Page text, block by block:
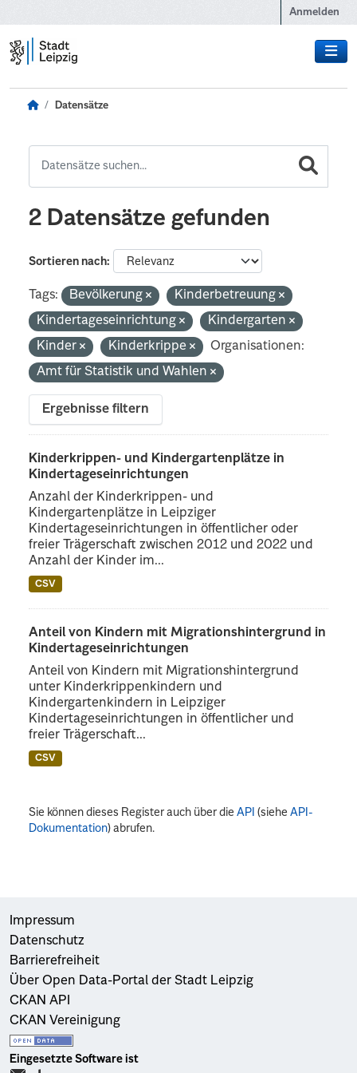
Anmelden
Datensätze
2 Datensätze gefunden
Sortieren nach
Tags: Bevölkerung
Kinderbetreuung
Kindertageseinrichtung
Kindergarten
Kinder
Kinderkrippe
Organisationen:
Amt für Statistik und Wahlen
Ergebnisse filtern
Kinderkrippen- und Kindergartenplätze in
Kindertageseinrichtungen
Anzahl der Kinderkrippen- und
Kindergartenplätze in Leipziger
Kindertageseinrichtungen in öffentlicher oder
freier Trägerschaft zwischen 2012 und 2022 und
Anzahl der Kinder im...
CSV
Anteil von Kindern mit Migrationshintergrund in
Kindertageseinrichtungen
Anteil von Kindern mit Migrationshintergrund
unter Kinderkrippenkindern und
Kindergartenkindern in Leipziger
Kindertageseinrichtungen in öffentlicher und
freier Trägerschaft...
CSV
Sie können dieses Register auch über dieAPI (sieheAPI-
Dokumentation) abrufen.
Impressum
Datenschutz
Barrierefreiheit
Über Open Data-Portal der Stadt Leipzig
CKAN API
CKAN Vereinigung
Eingesetzte Software ist